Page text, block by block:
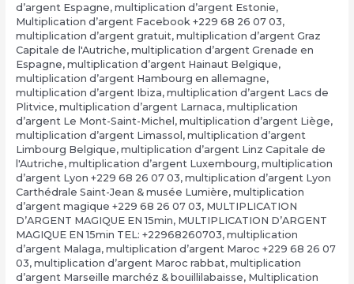
d’argent Espagne, multiplication d’argent Estonie,
Multiplication d’argent Facebook +229 68 26 07 03,
multiplication d’argent gratuit, multiplication d’argent Graz
Capitale de l'Autriche, multiplication d’argent Grenade en
Espagne, multiplication d’argent Hainaut Belgique,
multiplication d’argent Hambourg en allemagne,
multiplication d’argent Ibiza, multiplication d’argent Lacs de
Plitvice, multiplication d’argent Larnaca, multiplication
d’argent Le Mont-Saint-Michel, multiplication d’argent Liège,
multiplication d’argent Limassol, multiplication d’argent
Limbourg Belgique, multiplication d’argent Linz Capitale de
l'Autriche, multiplication d’argent Luxembourg, multiplication
d’argent Lyon +229 68 26 07 03, multiplication d’argent Lyon
Carthédrale Saint-Jean & musée Lumière, multiplication
d’argent magique +229 68 26 07 03, MULTIPLICATION
D’ARGENT MAGIQUE EN 15min, MULTIPLICATION D’ARGENT
MAGIQUE EN 15min TEL: +22968260703, multiplication
d’argent Malaga, multiplication d’argent Maroc +229 68 26 07
03, multiplication d’argent Maroc rabbat, multiplication
d’argent Marseille marchéz & bouillilabaisse, Multiplication